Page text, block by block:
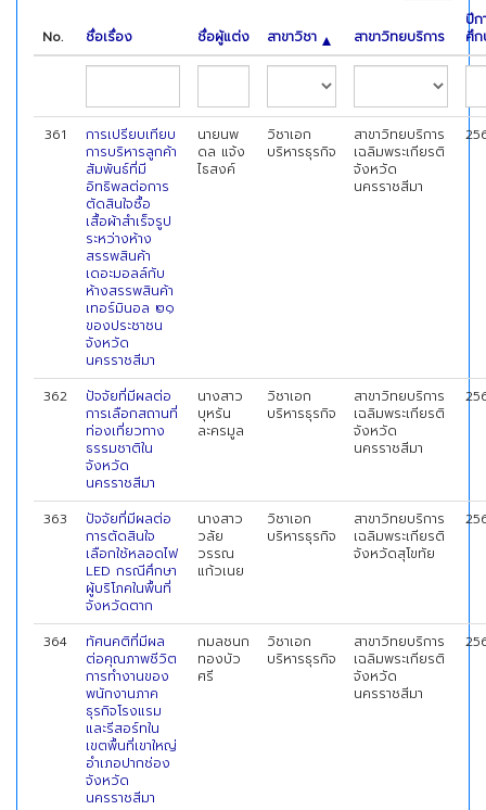
No. ชื่อเรื่อง ชื่อผู้แต่ง สาขาวิชา สาขาวิทยบริการ
ปีก
ศึก
361
การเปรียบเทียบ
การบริหารลูกค้า
สัมพันธ์ที่มี
อิทธิพลต่อการ
ตัดสินใจซื้อ
เสื้อผ้าสำเร็จรูป
ระหว่างห้าง
สรรพสินค้า
เดอะมอลล์กับ
ห้างสรรพสินค้า
เทอร์มินอล ๒๑
ของประชาชน
จังหวัด
นครราชสีมา
นายนพ
ดล แจ้ง
ไธสงค์
วิชาเอก
บริหารธุรกิจ
สาขาวิทยบริการ
เฉลิมพระเกียรติ
จังหวัด
นครราชสีมา
362
ปัจจัยที่มีผลต่อ
การเลือกสถานที่
ท่องเที่ยวทาง
ธรรมชาติใน
จังหวัด
นครราชสีมา
นางสาว
บุหรัน
ละครมูล
วิชาเอก
บริหารธุรกิจ
สาขาวิทยบริการ
เฉลิมพระเกียรติ
จังหวัด
นครราชสีมา
363
ปัจจัยที่มีผลต่อ
การตัดสินใจ
เลือกใช้หลอดไฟ
LED กรณีศึกษา
ผู้บริโภคในพื้นที่
จังหวัดตาก
นางสาว
วลัย
วรรณ
แก้วเนย
วิชาเอก
บริหารธุรกิจ
สาขาวิทยบริการ
เฉลิมพระเกียรติ
จังหวัดสุโขทัย
364
ทัศนคติที่มีผล
ต่อคุณภาพชีวิต
การทำงานของ
พนักงานภาค
ธุรกิจโรงแรม
และรีสอร์ทใน
เขตพื้นที่เขาใหญ่
อำเภอปากช่อง
จังหวัด
นครราชสีมา
กมลชนก
ทองบัว
ศรี
วิชาเอก
บริหารธุรกิจ
สาขาวิทยบริการ
เฉลิมพระเกียรติ
จังหวัด
นครราชสีมา